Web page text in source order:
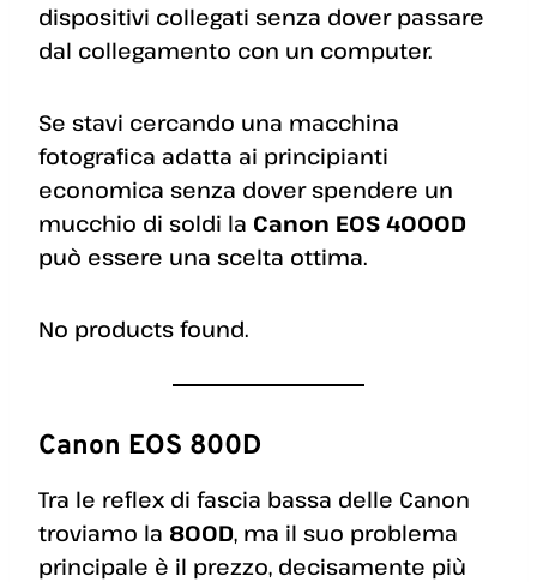
dispositivi collegati senza dover passare
dal collegamento con un computer.
Se stavi cercando una macchina
fotografica adatta ai principianti
economica senza dover spendere un
mucchio di soldi la Canon EOS 4000D
può essere una scelta ottima.
No products found.
Canon EOS 800D
Tra le reflex di fascia bassa delle Canon
troviamo la 800D, ma il suo problema
principale è il prezzo, decisamente più